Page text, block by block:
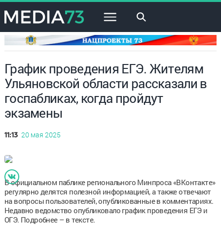
×
График проведения ЕГЭ. Жителям
Ульяновской области рассказали в
госпабликах, когда пройдут
экзамены
11:13 20 мая 2025
В официальном паблике регионального Минпроса «ВКонтакте»
регулярно делятся полезной информацией, а также отвечают
на вопросы пользователей, опубликованные в комментариях.
Недавно ведомство опубликовало график проведения ЕГЭ и
ОГЭ. Подробнее – в тексте.